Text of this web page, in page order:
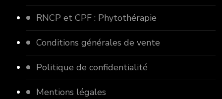
RNCP et CPF : Phytothérapie
Conditions générales de vente
Politique de confidentialité
Mentions légales